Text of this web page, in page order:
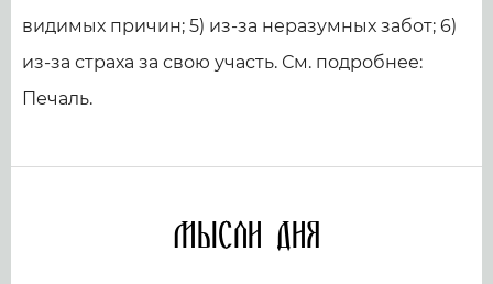
видимых причин; 5) из-за неразумных забот; 6)
из-за страха за свою участь. См. подробнее:
Печаль.
Мысли дня